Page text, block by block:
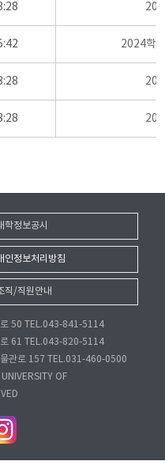
2024학
학정보공시
인정보처리방침
직/직원안내
50 TEL.043-841-5114
61 TEL.043-820-5114
관로 157 TEL.031-460-0500
OF